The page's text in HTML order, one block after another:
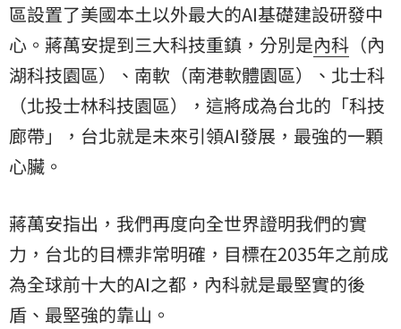
區設置了美國本土以外最大的AI基礎建設研發中
心。蔣萬安提到三大科技重鎮，分別是內科 （內
湖科技園區）、南軟（南港軟體園區）、北士科
（北投士林科技園區），這將成為台北的「科技
廊帶」，台北就是未來引領AI發展，最強的一顆
心臟。
蔣萬安指出，我們再度向全世界證明我們的實
力，台北的目標非常明確，目標在2035年之前成
為全球前十大的AI之都，內科就是最堅實的後
盾、最堅強的靠山。